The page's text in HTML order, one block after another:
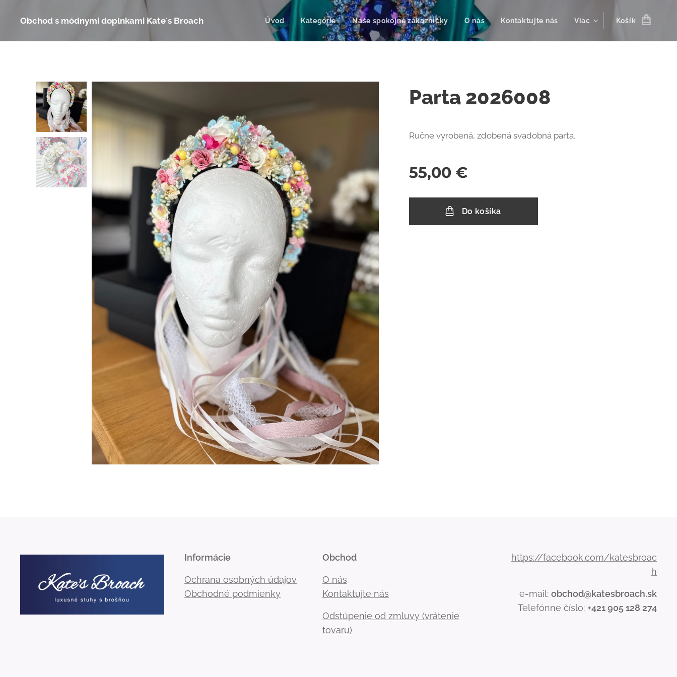
Obchod s módnymi doplnkami Kate´s Broach Úvod Kategórie Naše spokojné zákazníčky O nás Kontaktujte nás Viac Košík
Parta 2026008
Ručne vyrobená, zdobená svadobná parta.
55,00 €
Do košíka
Informácie
Ochrana osobných údajov
Obchodné podmienky
Obchod
O nás
Kontaktujte nás
Odstúpenie od zmluvy (vrátenie
tovaru)
https://facebook.com/katesbroac
h
e-mail: obchod@katesbroach.sk
Telefónne číslo: +421 905 128 274